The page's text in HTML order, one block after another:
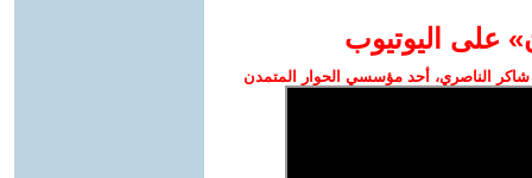
على اليوتيوب
الناصري، أحد مؤسسي الحوار المتمدن